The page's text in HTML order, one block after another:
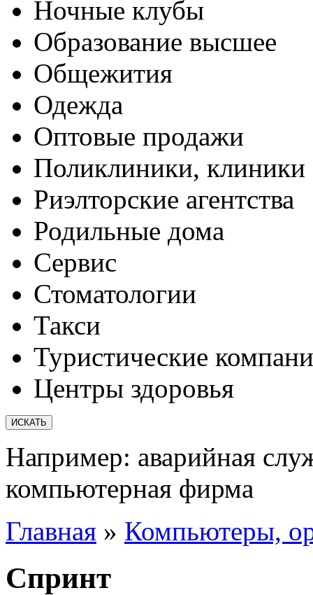
Ночные клубы
Образование высшее
Общежития
Одежда
Оптовые продажи
Поликлиники, клиники
Риэлторские агентства
Родильные дома
Сервис
Стоматологии
Такси
Туристические
Центры здоровья
Например: аварийная
компьютерная фирма
Главная » Компьютеры,
Спринт